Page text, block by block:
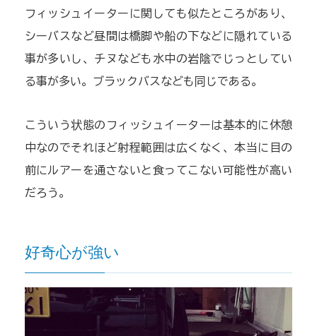
フィッシュイーターに関しても似たところがあり、
シーバスなど昼間は橋脚や船の下などに隠れている
事が多いし、チヌなども水中の岩陰でじっとしてい
る事が多い。ブラックバスなども同じである。
こういう状態のフィッシュイーターは基本的に休憩
中なのでそれほど射程範囲は広くなく、本当に目の
前にルアーを通さないと食ってこない可能性が高い
だろう。
好奇心が強い